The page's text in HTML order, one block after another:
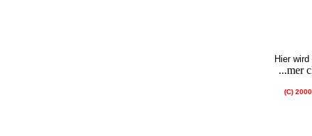
Hier
...mer
(C)